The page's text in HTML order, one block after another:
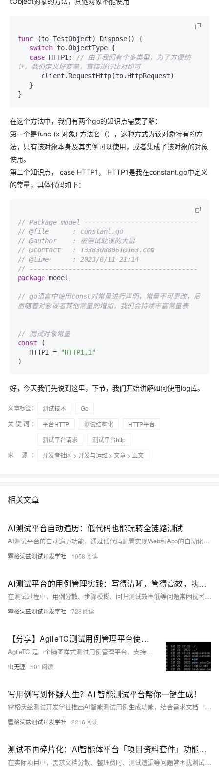
func (to TestObject)
Dispose() {
switch to.ObjectType {
case HTTP1:
// 由于我们有个多类型，为了方便统
计，我们定义好变量，直接进行比对即可
在这个方法中，我们有两个go的知识点需要了解：
第一个是func (x 对象) 方法名（），这种方式为该对象特有的方
法，只有该对象本身及其实例可以使用，或者集成了该对象的对象
使用。
第二个知识点， case HTTP1， HTTP1是我在constant.go中定义
的常量，具体代码如下：
// Package model -----------------------------
// @file      : constant.go
// @author    : 被测试耽误的大厨
// @contact   : 13383088061@163.com
// @time      : 2023/6/11 21:14
// -------------------------------------------
package model
// go语言中使用const对常量进行声明，常量不可更改，后
面随着对象或者其他常量的增加，我们会持续丰富常量表
// 测试对象常量
const (
   HTTP1 =
"HTTP1.1"
好，今天我们先说到这里，下节，我们开始讲解如何使用log库。
文章标签： 测试技术
Go
关键词：
平台HTTP 测试结构化
HTTP平台
测试平台请求
测试平台http
来 源：
开发者社区 > 开发与运维 > 文章 > 正文
相关文章
AI测试平台自动遍历：低代码也能玩转全链路测试
AI测试平台的自动遍历功能，通过低代码配置实现Web和App的自动化测试。用户只需提供入口链接或安装包及简单配置，即可自动完成页面结构识别、操作验证，并生成可视化报告，大幅提升测试效率，特别适用于高频迭代项目。
霍格沃兹测试开发学社 1058
AI测试平台的用例管理实践：写得清晰，管得高效，执行更智能
在测试过程中，用例分散、步骤模糊、回归测试效率低等问题常困扰团队。霍格沃兹测试开发学社推出的AI测试平台，打通“用例编写—集中管理—智能执行”全流程，提升测试效率与覆盖率。平台支持标准化用例编写、统一管理操作及智能执行，助力测试团队高效协作，释放更多精力优化测试策略。目前平台已开放内测，欢迎试用体验！
霍格沃兹测试开发学社 728
【分享】AgileTC测试用例管理平台使用分享
AgileTC 是一个脑图样式测试用例管理平台，支持用例设计、执行与团队协作，帮助测试人员高效管理测试流程。
虫无涯 501
写用例写到怀疑人生？AI 智能测试平台帮你一键生成！
霍格沃兹测试开发学社推出AI智能测试用例生成功能，结合需求文档一键生成高质量测试用例，大幅提升效率，减少重复劳动。支持自定义提示词、多文档分析与批量管理，助力测试人员高效完成测试设计，释放更多时间投入核心分析工作。平台已开放内测，欢迎体验！
霍格沃兹测试开发学社 2216
测试不再碎片化：AI智能体平台「项目资料套件」功能上线！
在实际项目中，需求文档分散、整理费时、测试遗漏等问题常困扰测试工作。霍格沃兹推出AI智能体测试平台全新功能——项目资料套件，可将多个关联文档打包管理，并一键生成测试用例，提升测试完整性与效率。支持套件创建、文档关联、编辑删除及用例生成，适用于复杂项目、版本迭代等场景，助力实现智能化测试协作，让测试更高效、更专业。